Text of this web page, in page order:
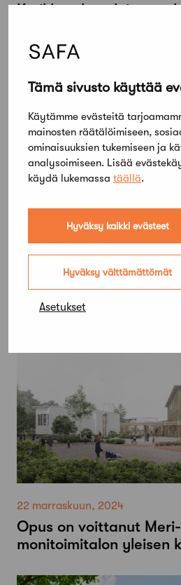
Tämä sivusto käyttää
Käytämme evästeitä
mainosten räätälöimiseen,
ominaisuuksien tukemiseen ja
analysoimiseen. Lisää
käydä lukemassa täällä.
Hyväksy kaikki evästeet
Hyväksy välttämättömät
Asetukset
Kurikkatalon yleinen
LUO arkkitehdit, VSU
arkkitehdit ja WSP
keskustan kilpailun
22 marraskuun, 2024
Opus on voittanut
monitoimitalon yleisen